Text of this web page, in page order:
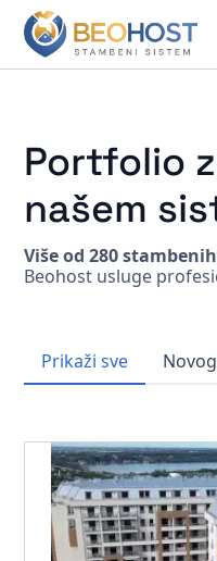
Portfolio
našem
Više od 280
Beohost usluge
Prikaži sve